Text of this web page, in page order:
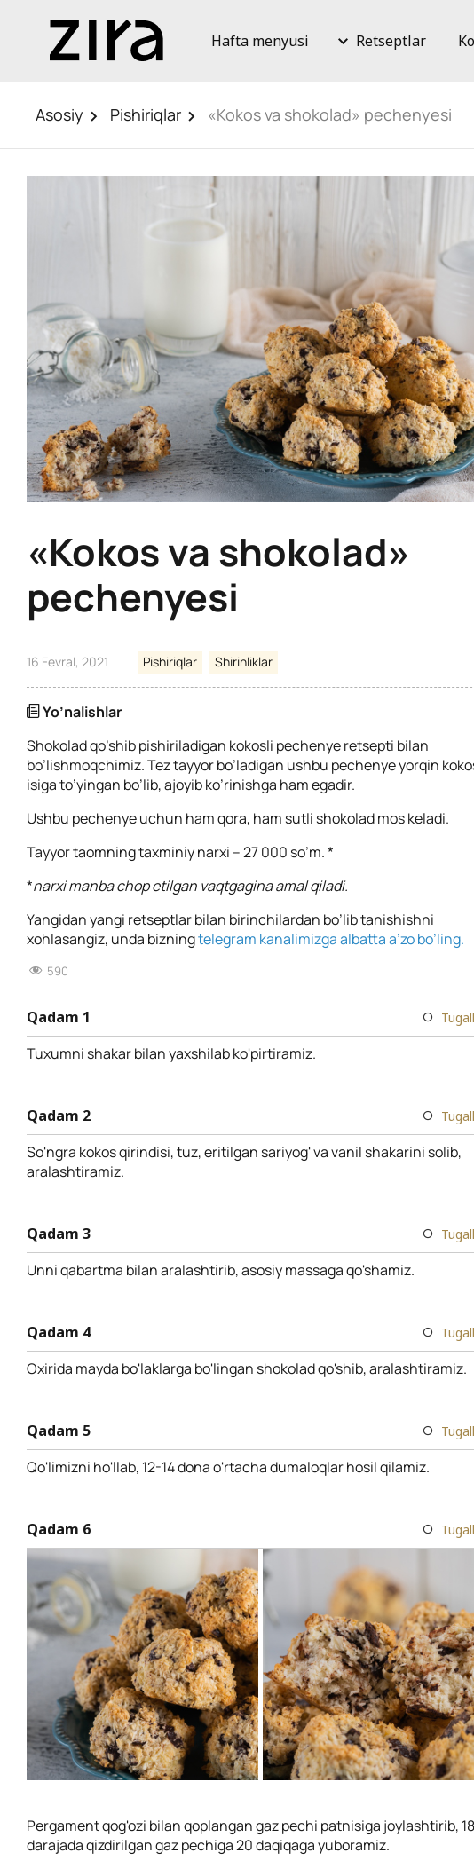
Hafta menyusi Retseptlar
Asosiy Pishiriqlar «Kokos va shokolad» pechenyesi
«Kokos va shokolad»
pechenyesi
16 Fevral, 2021 Pishiriqlar Shirinliklar
Yo’nalishlar
Shokolad qo’shib pishiriladigan kokosli pechenye retsepti bilan
bo’lishmoqchimiz. Tez tayyor bo’ladigan ushbu pechenye yorqin
isiga to’yingan bo’lib, ajoyib ko’rinishga ham egadir.
Ushbu pechenye uchun ham qora, ham sutli shokolad mos keladi.
Tayyor taomning taxminiy narxi – 27 000 so’m. *
*narxi manba chop etilgan vaqtgagina amal qiladi.
Yangidan yangi retseptlar bilan birinchilardan bo’lib tanishishni
xohlasangiz, unda bizningtelegram kanalimizga albatta a’zo bo’ling.
590
Qadam 1
Tuxumni shakar bilan yaxshilab ko'pirtiramiz.
Qadam 2
So'ngra kokos qirindisi, tuz, eritilgan sariyog' va vanil shakarini solib,
aralashtiramiz.
Qadam 3
Unni qabartma bilan aralashtirib, asosiy massaga qo'shamiz.
Qadam 4
Oxirida mayda bo'laklarga bo'lingan shokolad qo'shib, aralashtiramiz.
Qadam 5
Qo'limizni ho'llab, 12-14 dona o'rtacha dumaloqlar hosil qilamiz.
Qadam 6
Pergament qog'ozi bilan qoplangan gaz pechi patnisiga joylashtirib,
darajada qizdirilgan gaz pechiga 20 daqiqaga yuboramiz.